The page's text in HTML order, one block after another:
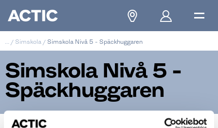
/ Simskola / Simskola Nivå 5 - Späckhuggaren
Simskola Nivå 5 -
Späckhuggaren